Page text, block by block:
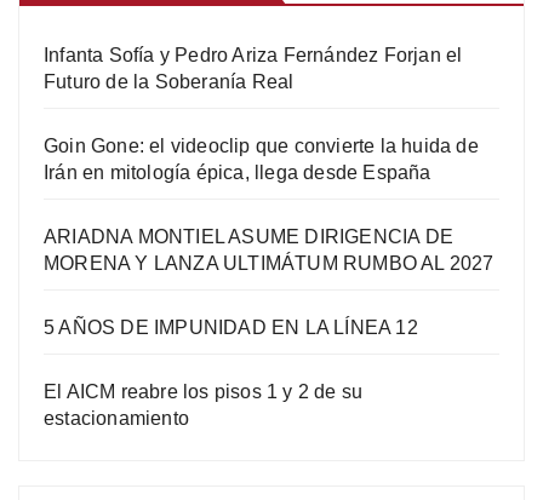
Infanta Sofía y Pedro Ariza Fernández Forjan el
Futuro de la Soberanía Real
Goin Gone: el videoclip que convierte la huida de
Irán en mitología épica, llega desde España
ARIADNA MONTIEL ASUME DIRIGENCIA DE
MORENA Y LANZA ULTIMÁTUM RUMBO AL 2027
5 AÑOS DE IMPUNIDAD EN LA LÍNEA 12
El AICM reabre los pisos 1 y 2 de su
estacionamiento